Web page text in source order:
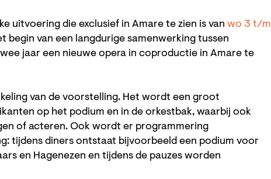
uitvoering die exclusief in Amare te zien is van wo 3 t/m
begin van een langdurige samenwerking tussen
jaar een nieuwe opera in coproductie in Amare te
van de voorstelling. Het wordt een groot
op het podium en in de orkestbak, waarbij ook
of acteren. Ook wordt er programmering
tijdens diners ontstaat bijvoorbeeld een podium voor
en Hagenezen en tijdens de pauzes worden